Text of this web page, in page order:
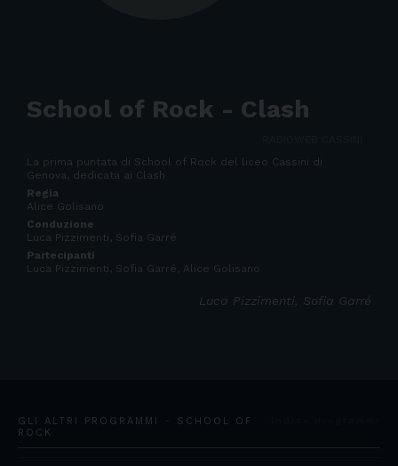
School of Rock - Clash
La prima puntata di School of Rock del liceo Cassini di
Genova, dedicata ai Clash
Regia
Alice Golisano
Conduzione
Luca Pizzimenti, Sofia Garré
Partecipanti
Luca Pizzimenti, Sofia Garré, Alice Golisano
Luca Pizzimenti, Sofia Garré
GLI ALTRI PROGRAMMI - SCHOOL OF
ROCK